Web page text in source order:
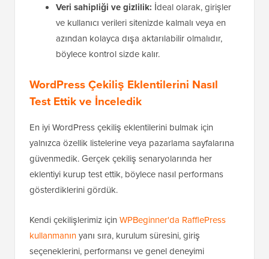
Veri sahipliği ve gizlilik: İdeal olarak, girişler
ve kullanıcı verileri sitenizde kalmalı veya en
azından kolayca dışa aktarılabilir olmalıdır,
böylece kontrol sizde kalır.
WordPress Çekiliş Eklentilerini Nasıl
Test Ettik ve İnceledik
En iyi WordPress çekiliş eklentilerini bulmak için
yalnızca özellik listelerine veya pazarlama sayfalarına
güvenmedik. Gerçek çekiliş senaryolarında her
eklentiyi kurup test ettik, böylece nasıl performans
gösterdiklerini gördük.
Kendi çekilişlerimiz için WPBeginner'da RafflePress
kullanmanınyanı sıra, kurulum süresini, giriş
seçeneklerini, performansı ve genel deneyimi